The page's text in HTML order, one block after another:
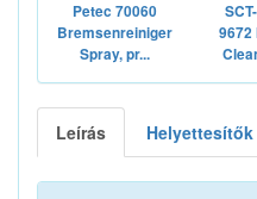
Petec 70060
Bremsenreiniger
Spray, pr...
9672
Leírás Helyettesítők